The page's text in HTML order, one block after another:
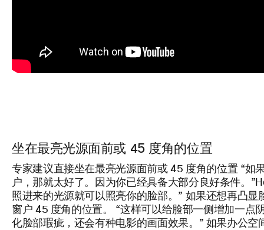
坐在最亮光源面前或 45 度角的位置
专家建议直接坐在最亮光源面前或 45 度角的位置 “如
户，那就太好了。因为你已经具备大部分良好条件。
照进来的光源就可以照亮你的脸部。” 如果还想再凸
窗户 45 度角的位置。 “这样可以给脸部一侧增加一点
化脸部瑕疵，还会有种电影的画面效果。” 如果办公